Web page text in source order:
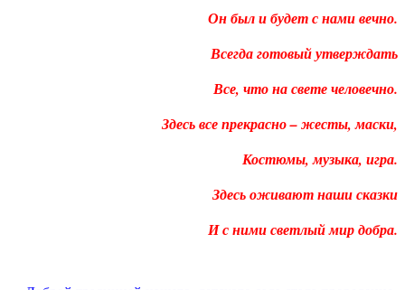
Он был и будет с нами вечно.
Всегда готовый утверждать
Все, что на свете человечно.
Здесь все прекрасно – жесты, маски,
Костюмы, музыка, игра.
Здесь оживают наши сказки
И с ними светлый мир добра.